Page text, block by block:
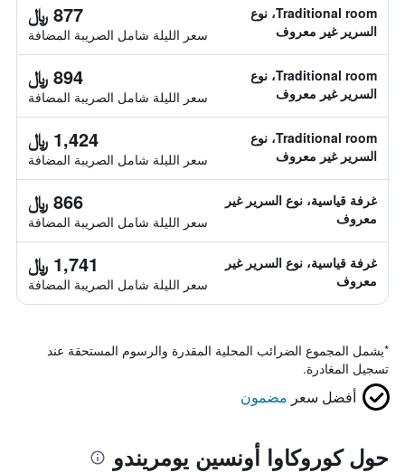
Traditional room، نوع
السرير غير معروف
877 ﷼
سعر الليلة شامل الصريبة المضافة
Traditional room، نوع
السرير غير معروف
894 ﷼
سعر الليلة شامل الصريبة المضافة
Traditional room، نوع
السرير غير معروف
1,424 ﷼
سعر الليلة شامل الصريبة المضافة
غرفة قياسية، نوع السرير غير
معروف
866 ﷼
سعر الليلة شامل الصريبة المضافة
غرفة قياسية، نوع السرير غير
معروف
1,741 ﷼
سعر الليلة شامل الصريبة المضافة
*يشمل المجموع الضرائب المحلية المقدرة والرسوم المستحقة عند
تسجيل المغادرة.
أفضل سعر مضمون
حول كوروكاوا أونسين يومريندو